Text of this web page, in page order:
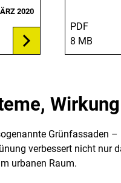
2020
PDF
8 MB
Grünfassaden
verbessert nicht
urbanen Raum.